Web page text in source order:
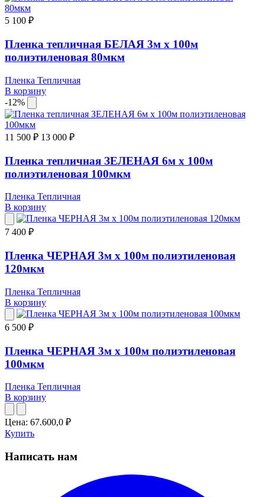
5 100 ₽
Пленка тепличная БЕЛАЯ 3м х 100м
полиэтиленовая 80мкм
Пленка Тепличная
В корзину
-12%
11 500 ₽ 13 000 ₽
Пленка тепличная ЗЕЛЕНАЯ 6м х 100м
полиэтиленовая 100мкм
Пленка Тепличная
В корзину
7 400 ₽
Пленка ЧЕРНАЯ 3м х 100м полиэтиленовая
120мкм
Пленка Тепличная
В корзину
6 500 ₽
Пленка ЧЕРНАЯ 3м х 100м полиэтиленовая
100мкм
Пленка Тепличная
В корзину
Цена: 67.600,0 ₽
Купить
Написать нам